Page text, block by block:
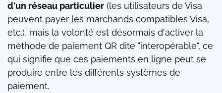
d'un réseau particulier (les utilisateurs de Visa
peuvent payer les marchands compatibles Visa,
etc.), mais la volonté est désormais d'activer la
méthode de paiement QR dite "interopérable", ce
qui signifie que ces paiements en ligne peut se
produire entre les différents systèmes de
paiement.